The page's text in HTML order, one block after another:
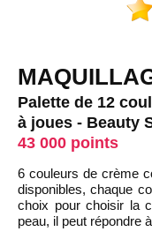
Palette de 12
à joues - Beauty
43 000 points
6 couleurs de crème
disponibles, chaque
choix pour choisir la
peau, il peut répondre